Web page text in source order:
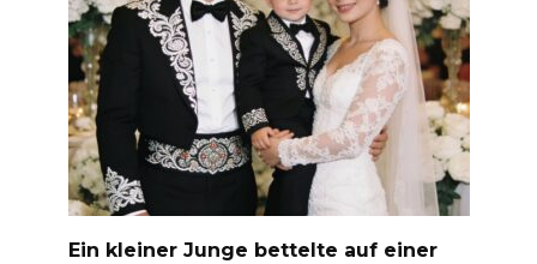
Ein kleiner Junge bettelte auf einer